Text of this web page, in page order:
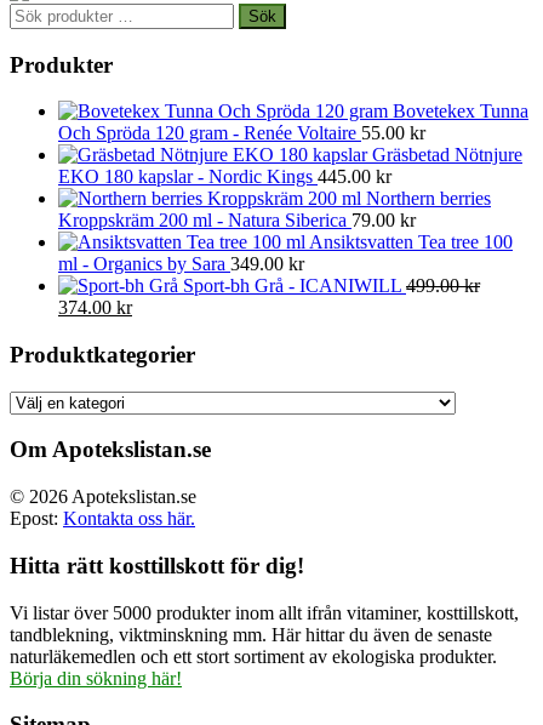
Sök
efter:
Sök
Produkter
Bovetekex Tunna
Och Spröda 120 gram - Renée Voltaire 55.00 kr
Gräsbetad Nötnjure
EKO 180 kapslar - Nordic Kings 445.00 kr
Northern berries
Kroppskräm 200 ml - Natura Siberica 79.00 kr
Ansiktsvatten Tea tree 100
ml - Organics by Sara 349.00 kr
Sport-bh Grå - ICANIWILL 499.00kr
Det
priset
499.00 kr.
374.00 krDet
priset
är:
374.00 kr.
Produktkategorier
Om Apotekslistan.se
© 2026 Apotekslistan.se
Epost: Kontakta oss här.
Hitta rätt kosttillskott för dig!
Vi listar över 5000 produkter inom allt ifrån vitaminer, kosttillskott,
tandblekning, viktminskning mm. Här hittar du även de senaste
naturläkemedlen och ett stort sortiment av ekologiska produkter.
Börja din sökning här!